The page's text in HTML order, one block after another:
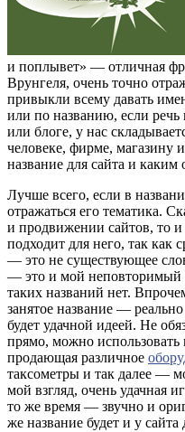
и поплывет» — отличная
Врунгеля, очень точно
привыкли всему давать
или по названию, если
или блоге, у нас
человеке, фирме, магазину
название для сайта и
Лучше всего, если в
отражаться его тематика.
и продвижении сайтов, то
подходит для него, так как
— это не существующее
— это и мой неповторимый
таких названий нет.
занятое название —
будет удачной идеей. Не
прямо, можно
продающая различное
таксометры и так далее —
мой взгляд, очень удачная
то же время — звучно и
же название будет и у